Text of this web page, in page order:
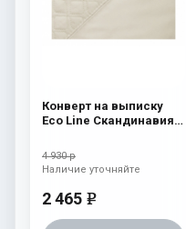
Конверт на выписку
Eco Line Скандинавия
4 930 р
2 465 e
Наличие уточняйте